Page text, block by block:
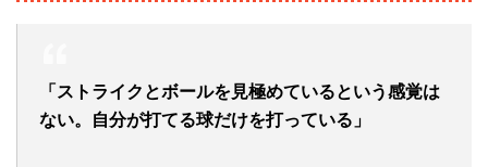
「ストライクとボールを見極めているという感覚は
ない。自分が打てる球だけを打っている」